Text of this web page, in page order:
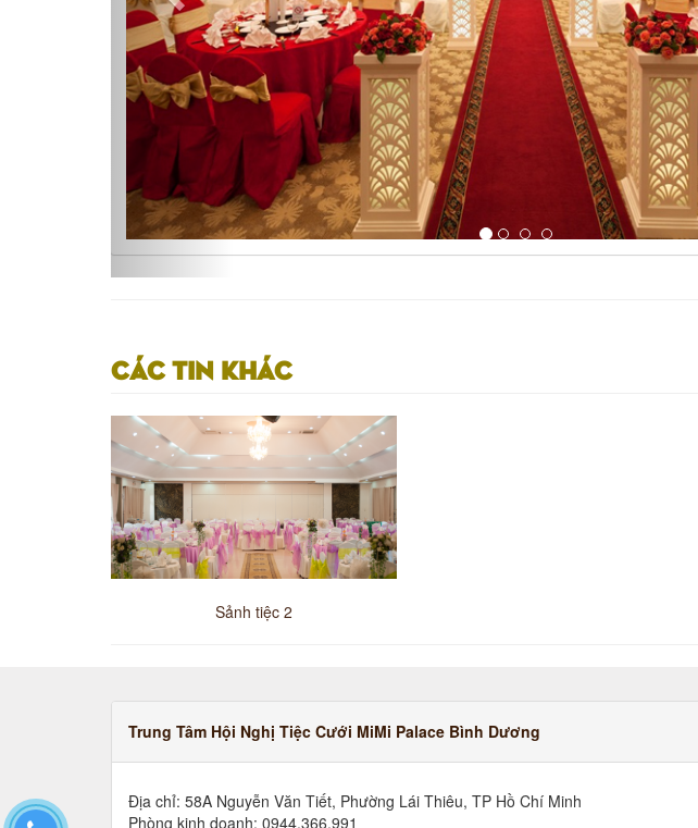
Các tin khác
Sảnh tiệc 2
Trung Tâm Hội Nghị Tiệc Cưới MiMi Palace Bình Dương
Địa chỉ: 58A Nguyễn Văn Tiết, Phường Lái Thiêu, TP Hồ Chí Minh
Phòng kinh doanh: 0944.366.991